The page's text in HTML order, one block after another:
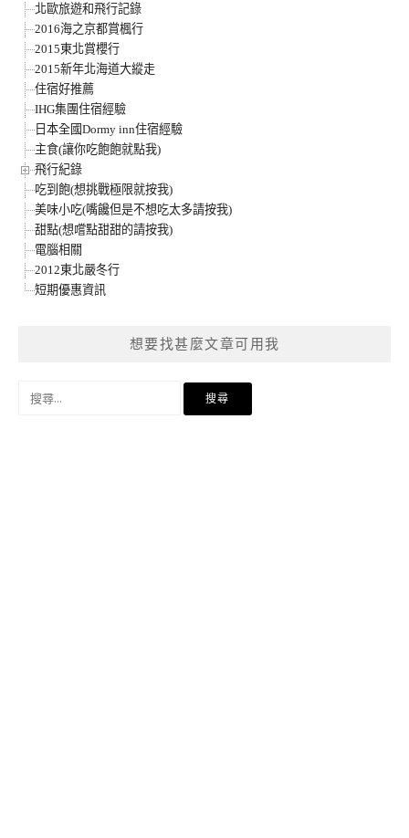
北歐旅遊和飛行記錄
2016海之京都賞楓行
2015東北賞櫻行
2015新年北海道大縱走
住宿好推薦
IHG集團住宿經驗
日本全國Dormy inn住宿經驗
主食(讓你吃飽飽就點我)
飛行紀錄
吃到飽(想挑戰極限就按我)
美味小吃(嘴饞但是不想吃太多請按我)
甜點(想嚐點甜甜的請按我)
電腦相關
2012東北嚴冬行
短期優惠資訊
想要找甚麼文章可用我